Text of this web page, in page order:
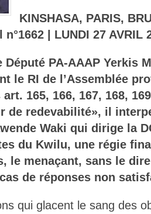
KINSHASA, PARIS,
| LUNDI 27 AVRIL
PA-AAAP Yerkis
le RI de l’Assemblée
165, 166, 167, 168,
de redevabilité», il
Waki qui dirige la
du Kwilu, une régie
le menaçant, sans le
de réponses non
qui glacent le sang des